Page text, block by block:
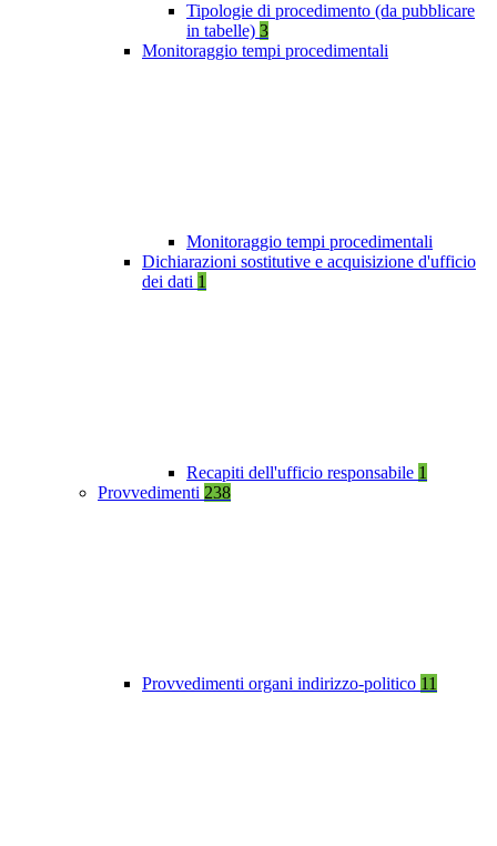
Tipologie di procedimento (da pubblicare
in tabelle) 3
Monitoraggio tempi procedimentali
Monitoraggio tempi procedimentali
Dichiarazioni sostitutive e acquisizione d'ufficio
dei dati 1
Recapiti dell'ufficio responsabile 1
Provvedimenti 238
Provvedimenti organi indirizzo-politico 11